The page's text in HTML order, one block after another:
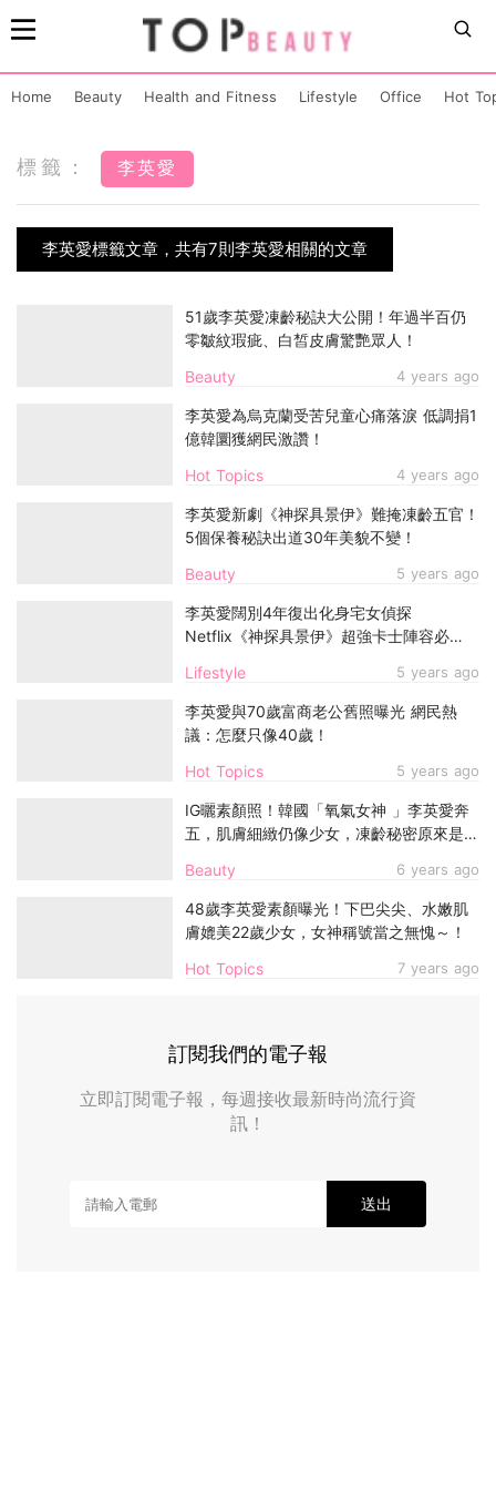
Home Beauty Health and Fitness Lifestyle Office Hot
標籤： 李英愛
李英愛標籤文章，共有7則李英愛相關的文章
Beauty 4 years ago
51歲李英愛凍齡秘訣大公開！年過半百仍
零皺紋瑕疵、白皙皮膚驚艷眾人！
Hot Topics 4 years ago
李英愛為烏克蘭受苦兒童心痛落淚 低調捐1
億韓圜獲網民激讚！
Beauty 5 years ago
李英愛新劇《神探具景伊》難掩凍齡五官！
5個保養秘訣出道30年美貌不變！
Lifestyle 5 years ago
李英愛闊別4年復出化身宅女偵探
Netflix《神探具景伊》超強卡士陣容必
Hot Topics 5 years ago
李英愛與70歲富商老公舊照曝光 網民熱
議：怎麼只像40歲！
Beauty 6 years ago
IG曬素顏照！韓國「氧氣女神 」李英愛奔
五，肌膚細緻仍像少女，凍齡秘密原來是葡
Hot Topics 7 years ago
48歲李英愛素顏曝光！下巴尖尖、水嫩肌
膚媲美22歲少女，女神稱號當之無愧～！
訂閱我們的電子報
立即訂閱電子報，每週接收最新時尚流行資
訊！
送出